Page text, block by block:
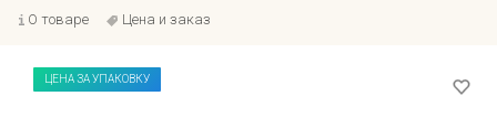
О товаре Цена и заказ
ЦЕНА ЗА УПАКОВКУ